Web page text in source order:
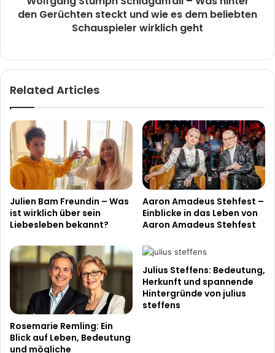
wie
geht
den Gerüchten steckt und wie es dem beliebten
Schauspieler wirklich geht
Related Articles
Julien Bam Freundin – Was
ist wirklich über sein
Liebesleben bekannt?
Aaron Amadeus Stehfest –
Einblicke in das Leben von
Aaron Amadeus Stehfest
Rosemarie Remling: Ein
Blick auf Leben, Bedeutung
und mögliche
Julius Steffens: Bedeutung,
Herkunft und spannende
Hintergründe von julius
steffens